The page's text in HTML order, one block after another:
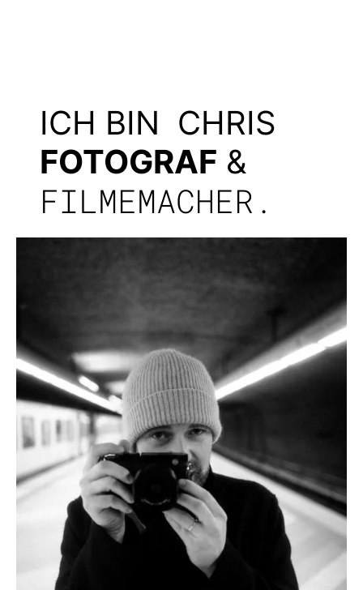
ICH BIN CHRIS
FOTOGRAF &
FILMEMACHER.